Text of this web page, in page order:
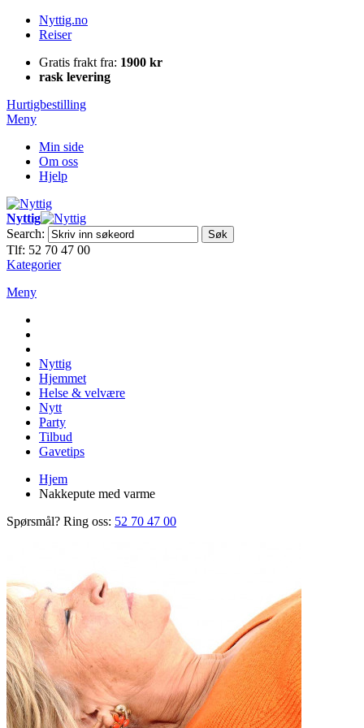
Nyttig.no
Reiser
Gratis frakt fra: 1900 kr
rask levering
Hurtigbestilling
Meny
Min side
Om oss
Hjelp
Nyttig
Search:
Søk
Tlf: 52 70 47 00
Kategorier
Meny
Nyttig
Hjemmet
Helse & velvære
Nytt
Party
Tilbud
Gavetips
Hjem
Nakkepute med varme
Spørsmål? Ring oss: 52 70 47 00